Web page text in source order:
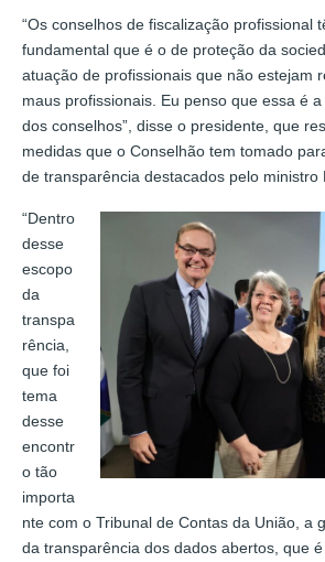
“Os conselhos de fiscalização profissional
fundamental que é o de proteção da
atuação de profissionais que não estejam
maus profissionais. Eu penso que essa é
dos conselhos”, disse o presidente, que
medidas que o Conselhão tem tomado
de transparência destacados pelo ministro
“Dentro
desse
escopo
da
transpa
rência,
que foi
tema
desse
encontr
o tão
importa
nte com o Tribunal de Contas da União, a
da transparência dos dados abertos, que